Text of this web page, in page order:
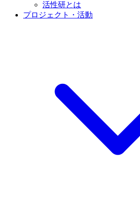
活性研とは
プロジェクト・活動